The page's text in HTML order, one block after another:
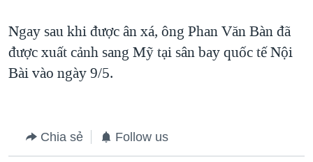
Ngay sau khi được ân xá, ông Phan Văn Bàn đã
được xuất cảnh sang Mỹ tại sân bay quốc tế Nội
Bài vào ngày 9/5.
Chia sẻ Follow us